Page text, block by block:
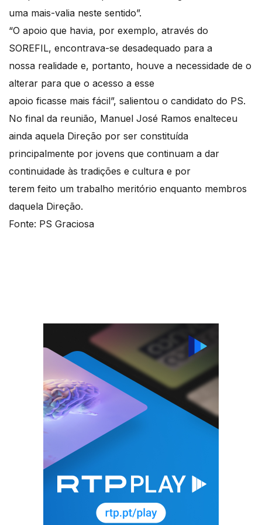
uma mais-valia neste sentido”.
“O apoio que havia, por exemplo, através do
SOREFIL, encontrava-se desadequado para a
nossa realidade e, portanto, houve a necessidade de o
alterar para que o acesso a esse
apoio ficasse mais fácil”, salientou o candidato do PS.
No final da reunião, Manuel José Ramos enalteceu
ainda aquela Direção por ser constituída
principalmente por jovens que continuam a dar
continuidade às tradições e cultura e por
terem feito um trabalho meritório enquanto membros
daquela Direção.
Fonte: PS Graciosa